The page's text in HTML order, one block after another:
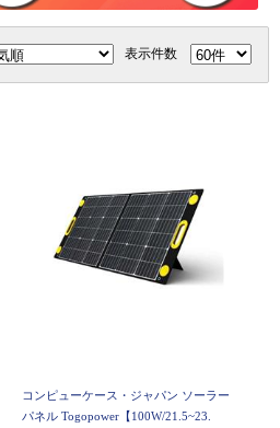
表示件数
コンピューケース・ジャパン ソーラー
パネル Togopower【100W/21.5~23.